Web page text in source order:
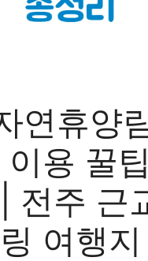
연휴양
이용 꿀
전주 근
여행지